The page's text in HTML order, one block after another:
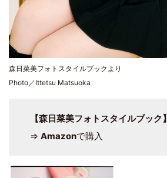
森日菜美フォトスタイルブックより
Photo／Ittetsu Matsuoka
【森日菜美フォトスタイルブック】
⇒ Amazonで購入